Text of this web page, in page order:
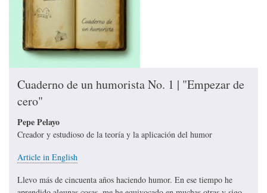
Cuaderno de un humorista No. 1 | "Empezar de
cero"
Pepe Pelayo
Creador y estudioso de la teoría y la aplicación del humor
Article in English
Llevo más de cincuenta años haciendo humor. En ese tiempo he